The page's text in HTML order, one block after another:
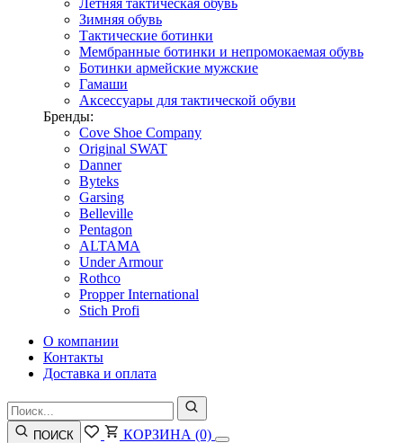
Летняя тактическая обувь
Зимняя обувь
Тактические ботинки
Мембранные ботинки и непромокаемая обувь
Ботинки армейские мужские
Гамаши
Аксессуары для тактической обуви
Бренды:
Cove Shoe Company
Original SWAT
Danner
Byteks
Garsing
Belleville
Pentagon
ALTAMA
Under Armour
Rothco
Propper International
Stich Profi
О компании
Контакты
Доставка и оплата
ПОИСК КОРЗИНА (0)